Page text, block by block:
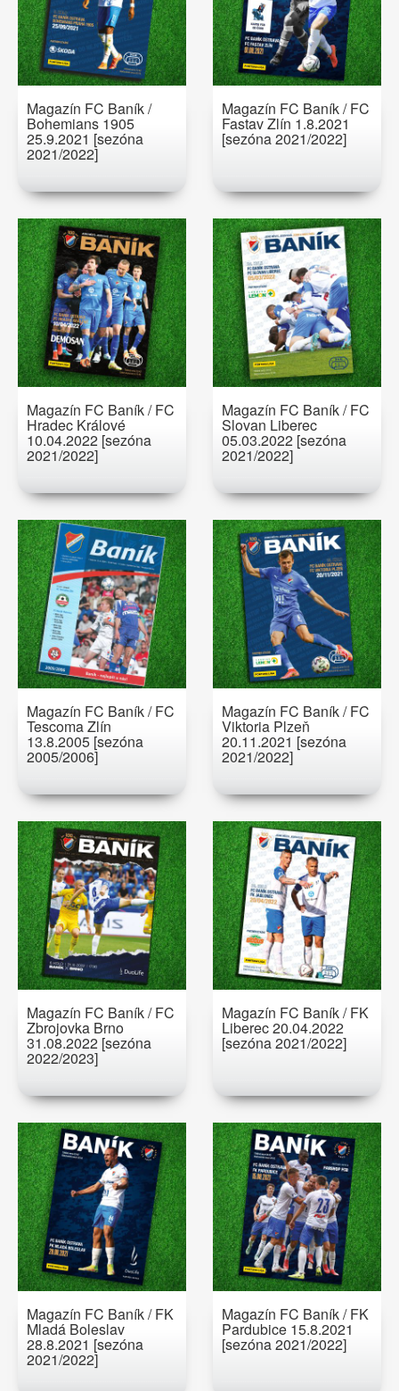
Magazín FC Baník /
Bohemians 1905
25.9.2021 [sezóna
2021/2022]
Magazín FC Baník / FC
Fastav Zlín 1.8.2021
[sezóna 2021/2022]
Magazín FC Baník / FC
Hradec Králové
10.04.2022 [sezóna
2021/2022]
Magazín FC Baník / FC
Slovan Liberec
05.03.2022 [sezóna
2021/2022]
Magazín FC Baník / FC
Tescoma Zlín
13.8.2005 [sezóna
2005/2006]
Magazín FC Baník / FC
Viktoria Plzeň
20.11.2021 [sezóna
2021/2022]
Magazín FC Baník / FC
Zbrojovka Brno
31.08.2022 [sezóna
2022/2023]
Magazín FC Baník / FK
Liberec 20.04.2022
[sezóna 2021/2022]
Magazín FC Baník / FK
Mladá Boleslav
28.8.2021 [sezóna
2021/2022]
Magazín FC Baník / FK
Pardubice 15.8.2021
[sezóna 2021/2022]